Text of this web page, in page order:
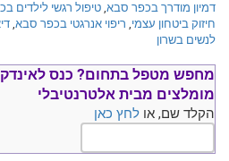
דמיון מודרך בכפר סבא, טיפול רגשי לילדים
חיזוק ביטחון עצמי, ריפוי אנרגטי בכפר סבא,
לנשים בשרון
מחפש מטפל בתחום? כנס ל
מומלצים מבית אלטרנטיבלי
הקלד שם, או לחץ כאן